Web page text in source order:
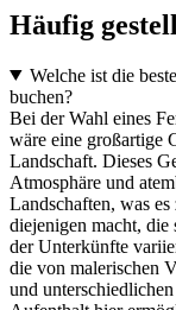
Häufig
Welche ist die
buchen?
Bei der Wahl eines
wäre eine großartige
Landschaft. Dieses
Atmosphäre und
Landschaften, was
diejenigen macht,
der Unterkünfte
die von malerischen
und